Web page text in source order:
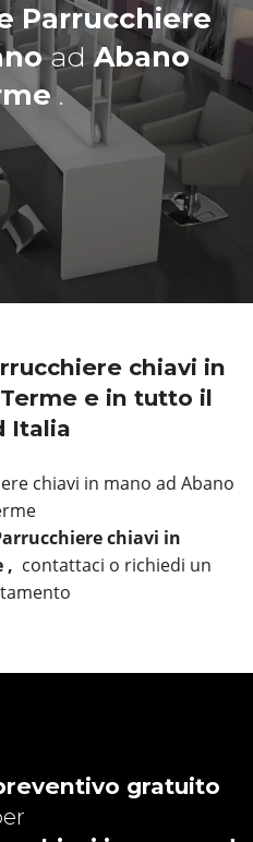
Parrucchiere
ad Abano
.
chiavi in
e in tutto il
Italia
chiavi in mano ad Abano
chiavi in
, contattaci o richiedi un
gratuito